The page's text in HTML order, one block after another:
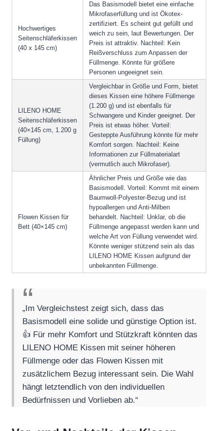
Hochwertiges
Seitenschläferkissen
(40 x 145 cm)
Das Basismodell bietet eine einfache
Mikrofaserfüllung und ist Ökotex-
zertifiziert. Es scheint gut gefüllt und
weich zu sein, laut Bewertungen. Der
Preis ist attraktiv. Nachteil: Kein
Reißverschluss zum Anpassen der
Füllmenge. Könnte für größere
Personen ungeeignet sein.
LILENO HOME
Seitenschläferkissen
(40×145 cm, 1.200 g
Füllung)
Vergleichbar in Größe und Form, bietet
dieses Kissen eine höhere Füllmenge
(1.200 g) und ist ebenfalls für
Schwangere und Kinder geeignet. Der
Preis ist etwas höher. Vorteil:
Gesteppte Ausführung könnte für mehr
Komfort sorgen. Nachteil: Keine
Informationen zur Füllmaterialart
(vermutlich auch Mikrofaser).
Flowen Kissen für
Bett (40×145 cm)
Ähnlicher Preis und Größe wie das
Basismodell. Vorteil: Kommt mit einem
Baumwoll-Polyester-Bezug und ist
hypoallergen und Anti-Milben
behandelt. Nachteil: Unklar, ob die
Füllmenge angepasst werden kann und
welche Art von Füllung verwendet wird.
Könnte weniger stützend sein als das
LILENO HOME Kissen aufgrund der
unbekannten Füllmenge.
„Im Vergleichstest zeigt sich, dass das
Basismodell eine solide und günstige Option ist.
👍 Für mehr Komfort und Stützkraft könnten das
LILENO HOME Kissen mit seiner höheren
Füllmenge oder das Flowen Kissen mit
zusätzlichem Bezug interessant sein. Die Wahl
hängt letztendlich von den individuellen
Bedürfnissen und Vorlieben ab.“